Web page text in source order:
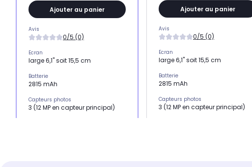
Ajouter au panier
Avis
0/5 (0)
Ecran
large 6,1" soit 15,5 cm
Batterie
2815 mAh
Capteurs photos
3 (12 MP en capteur principal)
Ajouter au panier
Avis
0/5 (0)
Ecran
large 6,1" soit 15,5 cm
Batterie
2815 mAh
Capteurs photos
3 (12 MP en capteur principal)